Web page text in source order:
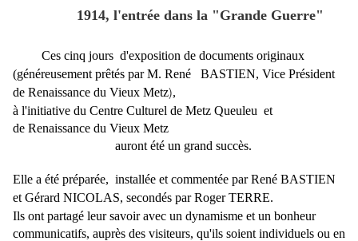
1914, l'entrée dans la "Grande Guerre"
Ces cinq jours d'exposition de documents originaux
(généreusement prêtés par M. René BASTIEN, Vice Président
de Renaissance du Vieux Metz),
à l'initiative du Centre Culturel de Metz Queuleu et
de Renaissance du Vieux Metz
auront été un grand succès.
Elle a été préparée, installée et commentée par René BASTIEN
et Gérard NICOLAS, secondés parRoger TERRE.
Ils ont partagé leur savoir avec un dynamisme et un bonheur
communicatifs, auprès des visiteurs, qu'ils soient individuels ou en